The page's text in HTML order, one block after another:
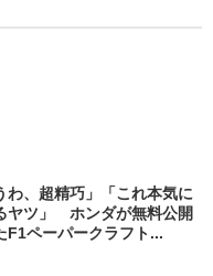
わ、超精巧」「これ本気に
ヤツ」 ホンダが無料公開
F1ペーパークラフト...